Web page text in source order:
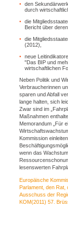
den
durch
die
Bericht über
die
(2012),
neue
"Das BIP und
wirtschaftlichen
Neben Politik und
Verbraucherinnen
sparen und Abfall
lange halten, sich
Zwar sind im
Maßnahmen
Memorandum „Für
Kommission
wenn das
lesenswerten
Europäische
Parlament, den
Ausschuss der
KOM(2011) 57.